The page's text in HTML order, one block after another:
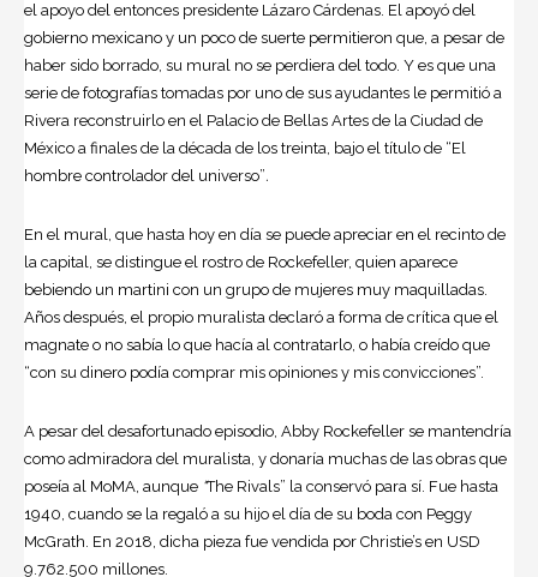
el apoyo del entonces presidente Lázaro Cárdenas. El apoyó del
gobierno mexicano y un poco de suerte permitieron que, a pesar de
haber sido borrado, su mural no se perdiera del todo. Y es que una
serie de fotografías tomadas por uno de sus ayudantes le permitió a
Rivera reconstruirlo en el Palacio de Bellas Artes de la Ciudad de
México a finales de la década de los treinta, bajo el título de “El
hombre controlador del universo”.
En el mural, que hasta hoy en día se puede apreciar en el recinto de
la capital, se distingue el rostro de Rockefeller, quien aparece
bebiendo un martini con un grupo de mujeres muy maquilladas.
Años después, el propio muralista declaró a forma de crítica que el
magnate o no sabía lo que hacía al contratarlo, o había creído que
“con su dinero podía comprar mis opiniones y mis convicciones”.
A pesar del desafortunado episodio, Abby Rockefeller se mantendría
como admiradora del muralista, y donaría muchas de las obras que
poseía al MoMA, aunque “The Rivals” la conservó para sí. Fue hasta
1940, cuando se la regaló a su hijo el día de su boda con Peggy
McGrath. En 2018, dicha pieza fue vendida por Christie’s en USD
9.762.500 millones.